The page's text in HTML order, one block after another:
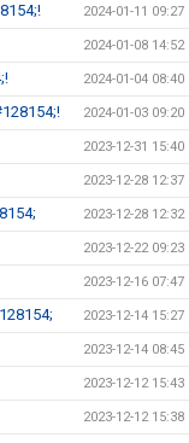
2024-01-11 09:27
2024-01-08 14:52
2024-01-04 08:40
2024-01-03 09:20
2023-12-31 15:40
2023-12-28 12:37
2023-12-28 12:32
2023-12-22 09:23
2023-12-16 07:47
2023-12-14 15:27
2023-12-14 08:45
2023-12-12 15:43
2023-12-12 15:38